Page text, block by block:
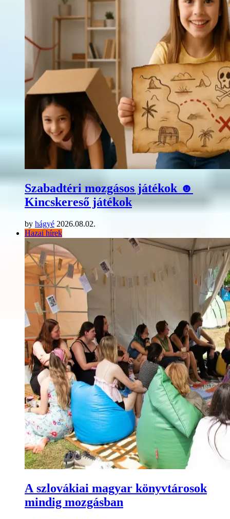
Szabadtéri mozgásos játékok ☻
Kincskereső játékok
by hágyé 2026.08.02.
Hazai hírek
A szlovákiai magyar könyvtárosok
mindig mozgásban